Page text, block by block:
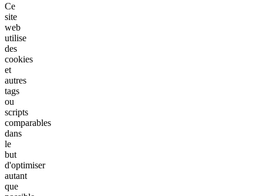
Ce
site
web
utilise
des
cookies
et
autres
tags
ou
scripts
comparables
dans
le
but
d'optimiser
autant
que